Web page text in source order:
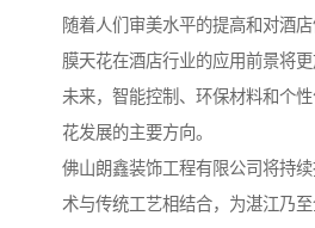
随着人们审美水平的提高和对酒
膜天花在酒店行业的应用前景将更
未来，智能控制、环保材料和个
花发展的主要方向。
佛山朗鑫装饰工程有限公司将持
术与传统工艺相结合，为湛江乃